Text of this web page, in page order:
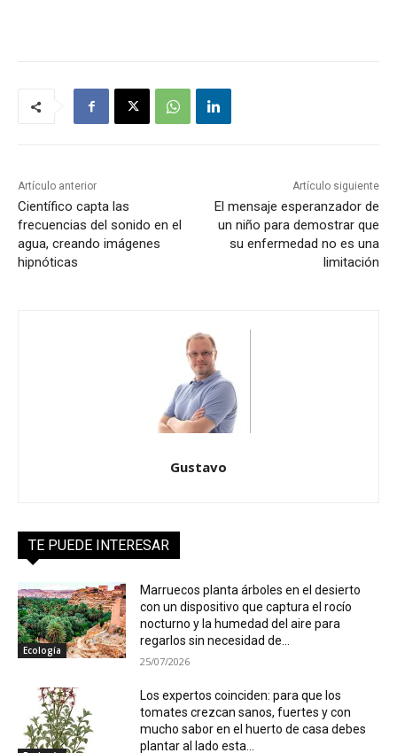
Artículo anterior
Científico capta las
frecuencias del sonido en el
agua, creando imágenes
hipnóticas
Artículo siguiente
El mensaje esperanzador de
un niño para demostrar que
su enfermedad no es una
limitación
Gustavo
TE PUEDE INTERESAR
Ecología
Marruecos planta árboles en el desierto
con un dispositivo que captura el rocío
nocturno y la humedad del aire para
regarlos sin necesidad de...
25/07/2026
Los expertos coinciden: para que los
tomates crezcan sanos, fuertes y con
mucho sabor en el huerto de casa debes
plantar al lado esta...